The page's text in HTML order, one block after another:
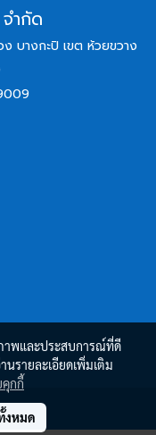
ำกัด
บางกะปิ เขต ห้วยขวาง
าพและประสบการณ์ที่ดี
นรายละเอียดเพิ่มเติม
กกี้
งหมด